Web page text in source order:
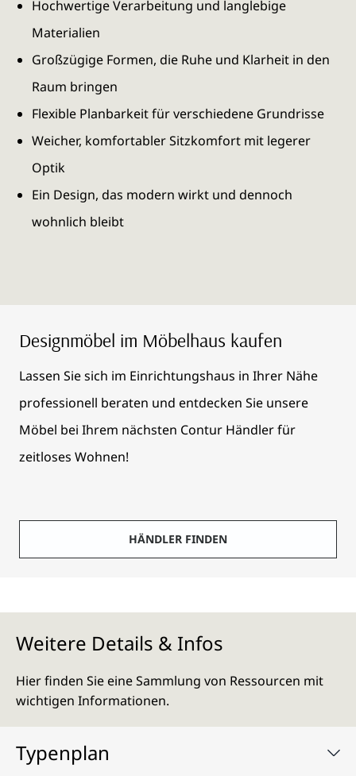
Hochwertige Verarbeitung und langlebige
Materialien
Großzügige Formen, die Ruhe und Klarheit in den
Raum bringen
Flexible Planbarkeit für verschiedene Grundrisse
Weicher, komfortabler Sitzkomfort mit legerer
Optik
Ein Design, das modern wirkt und dennoch
wohnlich bleibt
Designmöbel im Möbelhaus kaufen
Lassen Sie sich im Einrichtungshaus in Ihrer Nähe
professionell beraten und entdecken Sie unsere
Möbel bei Ihrem nächsten Contur Händler für
zeitloses Wohnen!
HÄNDLER FINDEN
Weitere Details & Infos
Hier finden Sie eine Sammlung von Ressourcen mit
wichtigen Informationen.
Typenplan